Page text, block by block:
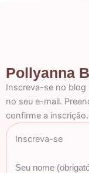
Pollyanna
Inscreva-se no blog
no seu e-mail.
confirme a inscrição.
Inscreva-se
Seu nome